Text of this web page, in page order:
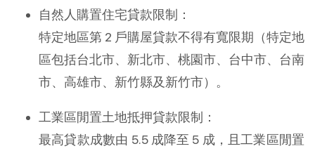
自然人購置住宅貸款限制：
特定地區第 2 戶購屋貸款不得有寬限期（特定地
區包括台北市、新北市、桃園市、台中市、台南
市、高雄市、新竹縣及新竹市）。
工業區閒置土地抵押貸款限制：
最高貸款成數由 5.5 成降至 5 成，且工業區閒置